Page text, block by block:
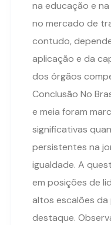
na educação e
no mercado de
contudo,
aplicação e da
dos órgãos
Conclusão No
e meia foram
significativas
persistentes na
igualdade. A
em posições de
altos escalões da
destaque.